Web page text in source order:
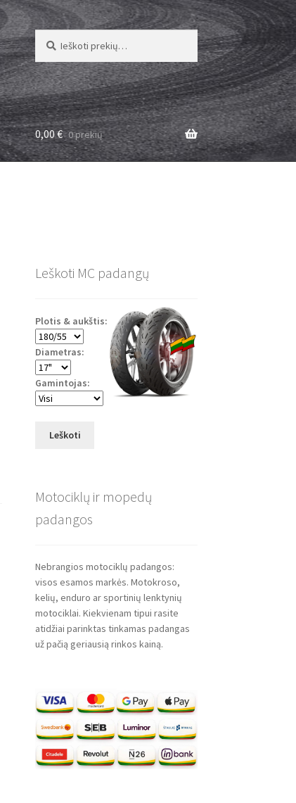
Ieškoti:
Ieškoti
0,00€ 0 prekių
Leškoti MC padangų
Plotis & aukštis:
Diametras:
Gamintojas:
Leškoti
Motociklų ir mopedų
padangos
Nebrangios motociklų padangos:
visos esamos markės. Motokroso,
kelių, enduro ar sportinių lenktynių
motociklai. Kiekvienam tipui rasite
atidžiai parinktas tinkamas padangas
už pačią geriausią rinkos kainą.